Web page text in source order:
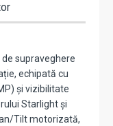
supraveghere
echipată cu
și vizibilitate
Starlight și
Tilt motorizată,